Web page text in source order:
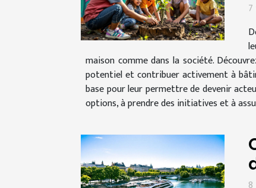
maison comme dans la société.
potentiel et contribuer activement à bâtir
base pour leur permettre de devenir
options, à prendre des initiatives et à